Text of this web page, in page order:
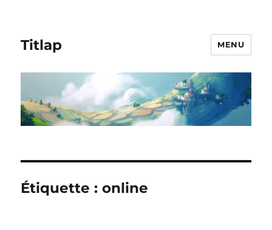
Titlap MENU
Étiquette :online